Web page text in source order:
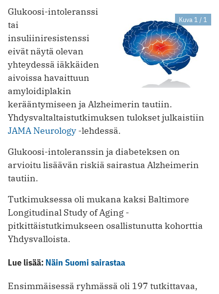
Kuva 1 / 1
Glukoosi-intoleranssi
tai
insuliiniresistenssi
eivät näytä olevan
yhteydessä iäkkäiden
aivoissa havaittuun
amyloidiplakin
kerääntymiseen ja Alzheimerin tautiin.
Yhdysvaltaltaistutkimuksen tulokset julkaistiin
JAMA Neurology -lehdessä.
Glukoosi-intoleranssin ja diabeteksen on
arvioitu lisäävän riskiä sairastua Alzheimerin
tautiin.
Tutkimuksessa oli mukana kaksi Baltimore
Longitudinal Study of Aging -
pitkittäistutkimukseen osallistunutta kohorttia
Yhdysvalloista.
Lue lisää: Näin Suomi sairastaa
Ensimmäisessä ryhmässä oli 197 tutkittavaa,